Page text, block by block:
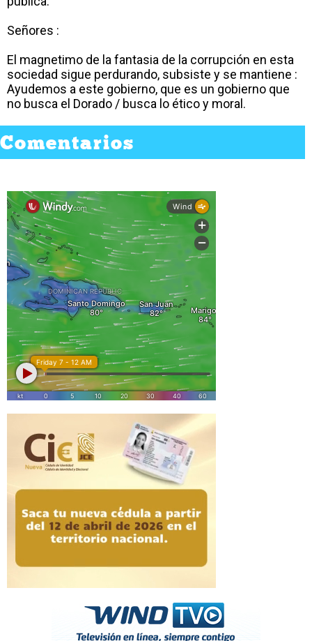
Señores :
El magnetimo de la fantasia de la corrupción en esta
sociedad sigue perdurando, subsiste y se mantiene :
Ayudemos a este gobierno, que es un gobierno que
no busca el Dorado / busca lo ético y moral.
Comentarios